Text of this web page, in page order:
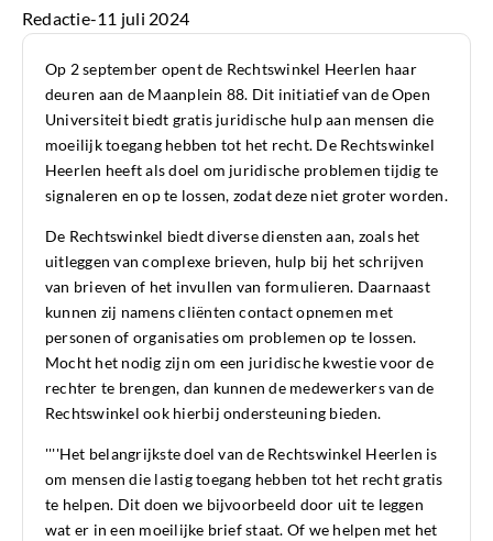
Redactie-11 juli 2024
Op 2 september opent de Rechtswinkel Heerlen haar
deuren aan de Maanplein 88. Dit initiatief van de Open
Universiteit biedt gratis juridische hulp aan mensen die
moeilijk toegang hebben tot het recht. De Rechtswinkel
Heerlen heeft als doel om juridische problemen tijdig te
signaleren en op te lossen, zodat deze niet groter worden.
De Rechtswinkel biedt diverse diensten aan, zoals het
uitleggen van complexe brieven, hulp bij het schrijven
van brieven of het invullen van formulieren. Daarnaast
kunnen zij namens cliënten contact opnemen met
personen of organisaties om problemen op te lossen.
Mocht het nodig zijn om een juridische kwestie voor de
rechter te brengen, dan kunnen de medewerkers van de
Rechtswinkel ook hierbij ondersteuning bieden.
''''Het belangrijkste doel van de Rechtswinkel Heerlen is
om mensen die lastig toegang hebben tot het recht gratis
te helpen. Dit doen we bijvoorbeeld door uit te leggen
wat er in een moeilijke brief staat. Of we helpen met het